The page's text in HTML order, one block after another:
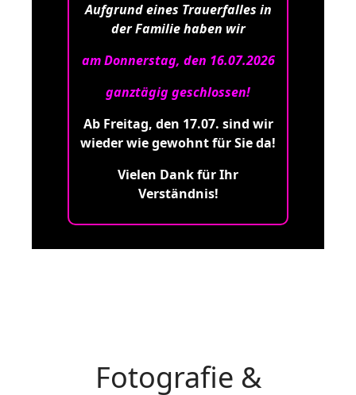
Aufgrund eines Trauerfalles in
der Familie haben wir
am Donnerstag, den 16.07.2026
ganztägig geschlossen!
Ab Freitag, den 17.07. sind wir
wieder wie gewohnt für Sie da!
Vielen Dank für Ihr
Verständnis!
Fotografie &